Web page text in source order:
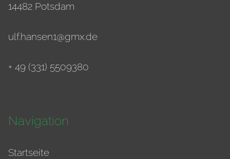
14482 Potsdam
ulf.hansen1@gmx.de
+ 49 (331) 5509380
Navigation
Startseite